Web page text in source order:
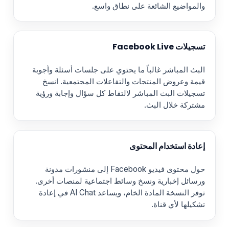
والمواضيع الشائعة على نطاق واسع.
تسجيلات Facebook Live
البث المباشر غالباً ما يحتوي على جلسات أسئلة وأجوبة
قيمة وعروض المنتجات والتفاعلات المجتمعية. انسخ
تسجيلات البث المباشر لالتقاط كل سؤال وإجابة ورؤية
مشتركة خلال البث.
إعادة استخدام المحتوى
حول محتوى فيديو Facebook إلى منشورات مدونة
ورسائل إخبارية ونسخ وسائط اجتماعية لمنصات أخرى.
توفر النسخة المادة الخام، ويساعد AI Chat في إعادة
تشكيلها لأي قناة.